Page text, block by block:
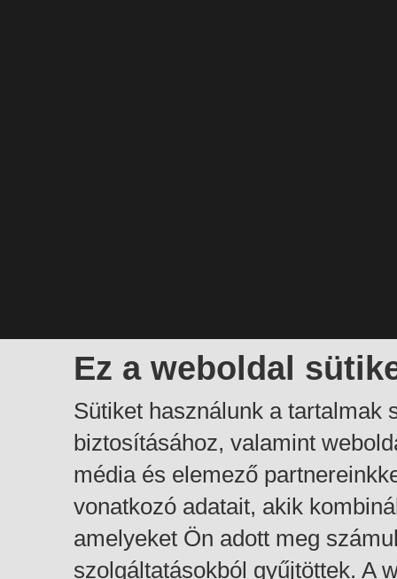
Ez a weboldal
Sütiket használunk a tartalmak
biztosításához, valamint
média és elemező
vonatkozó adatait, akik
amelyeket Ön adott meg
szolgáltatásokból gyűjtöttek. A